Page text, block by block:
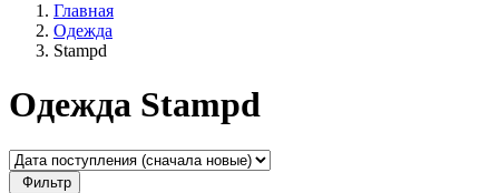
Главная
Одежда
Stampd
Одежда Stampd
Фильтр